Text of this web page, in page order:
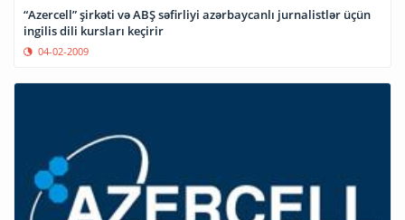
“Azercell” şirkəti və ABŞ səfirliyi azərbaycanlı jurnalistlər üçün
ingilis dili kursları keçirir
04-02-2009